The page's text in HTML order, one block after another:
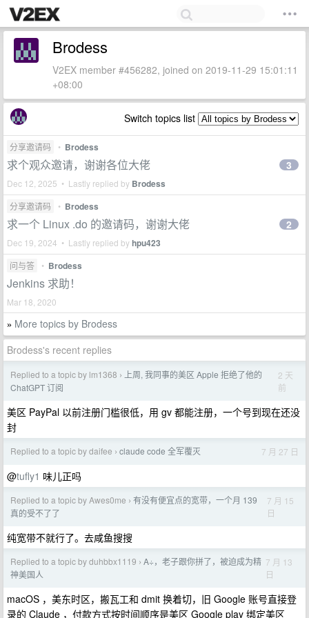
Brodess
V2EX member #456282, joined on 2019-11-29 15:01:11
+08:00
Switch topics list
分享邀请码 • Brodess
求个观众邀请，谢谢各位大佬
Dec 12, 2025 • Lastly replied by Brodess
3
分享邀请码 • Brodess
求一个 Linux .do 的邀请码，谢谢大佬
Dec 19, 2024 • Lastly replied byhpu423
2
问与答 • Brodess
Jenkins 求助！
Mar 18, 2020
» More topics by Brodess
Brodess's recent replies
Replied to a topic by lm1368 ›
上周, 我同事的美区 Apple 拒绝了他的
ChatGPT 订阅
2 天
前
美区 PayPal 以前注册门槛很低，用 gv 都能注册，一个号到现在还没
封
Replied to a topic by daifee › claude code 全军覆灭 7 月 27 日
@tufly1 味儿正吗
Replied to a topic by Awes0me › 有没有便宜点的宽带，一个月 139
真的受不了了
7 月 15
日
纯宽带不就行了。去咸鱼搜搜
Replied to a topic by duhbbx1119 › A÷，老子跟你拼了，被迫成为精
神美国人
7 月 13
日
macOS ，美东时区，搬瓦工和 dmit 换着切，旧 Google 账号直接登
录的 Claude ，付款方式按时间顺序是美区 Google play 绑定美区